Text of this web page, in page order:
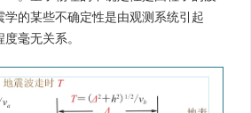
的某些不确定性是由观测系统引起
毫无关系。